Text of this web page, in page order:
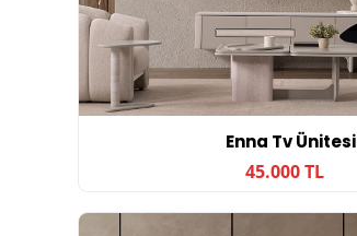
Enna Tv Ünitesi
45.000 TL